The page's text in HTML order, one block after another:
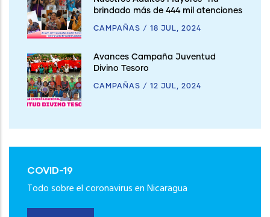
brindado más de 444 mil atenciones
CAMPAÑAS / 18 JUL, 2024
Avances Campaña Juventud
Divino Tesoro
CAMPAÑAS / 12 JUL, 2024
COVID-19
Todo sobre el coronavirus en Nicaragua